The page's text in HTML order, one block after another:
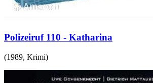
Polizeiruf 110 - Katharina
(1989, Krimi)